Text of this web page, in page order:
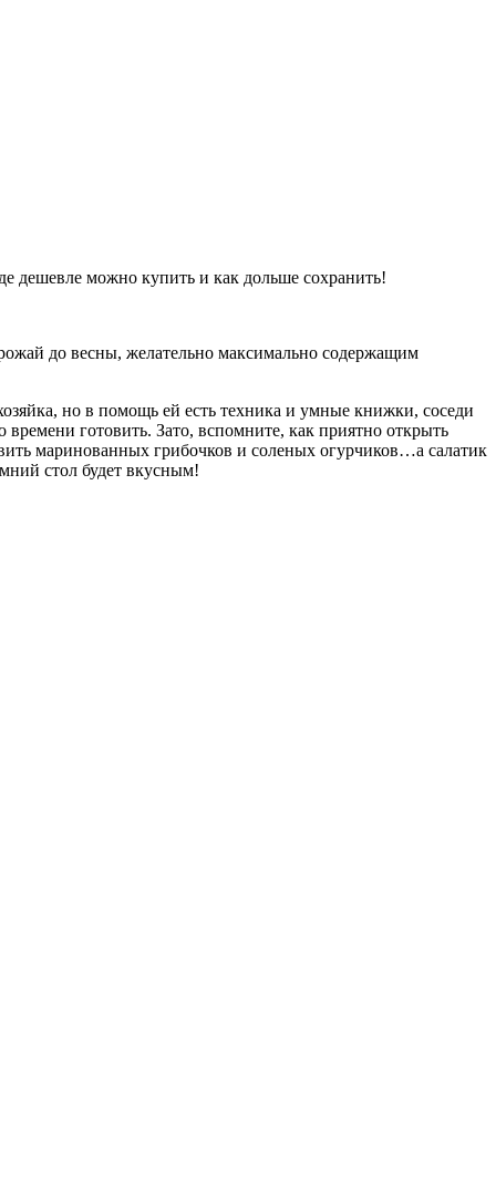
дешевле можно купить и как дольше сохранить!
до весны, желательно максимально содержащим
но в помощь ей есть техника и умные книжки, соседи
готовить. Зато, вспомните, как приятно открыть
маринованных грибочков и соленых огурчиков…а салатик
стол будет вкусным!